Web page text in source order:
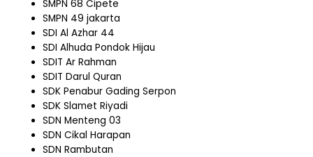
SMPN 68 Cipete
SMPN 49 jakarta
SDI Al Azhar 44
SDI Alhuda Pondok Hijau
SDIT Ar Rahman
SDIT Darul Quran
SDK Penabur Gading Serpon
SDK Slamet Riyadi
SDN Menteng 03
SDN Cikal Harapan
SDN Rambutan